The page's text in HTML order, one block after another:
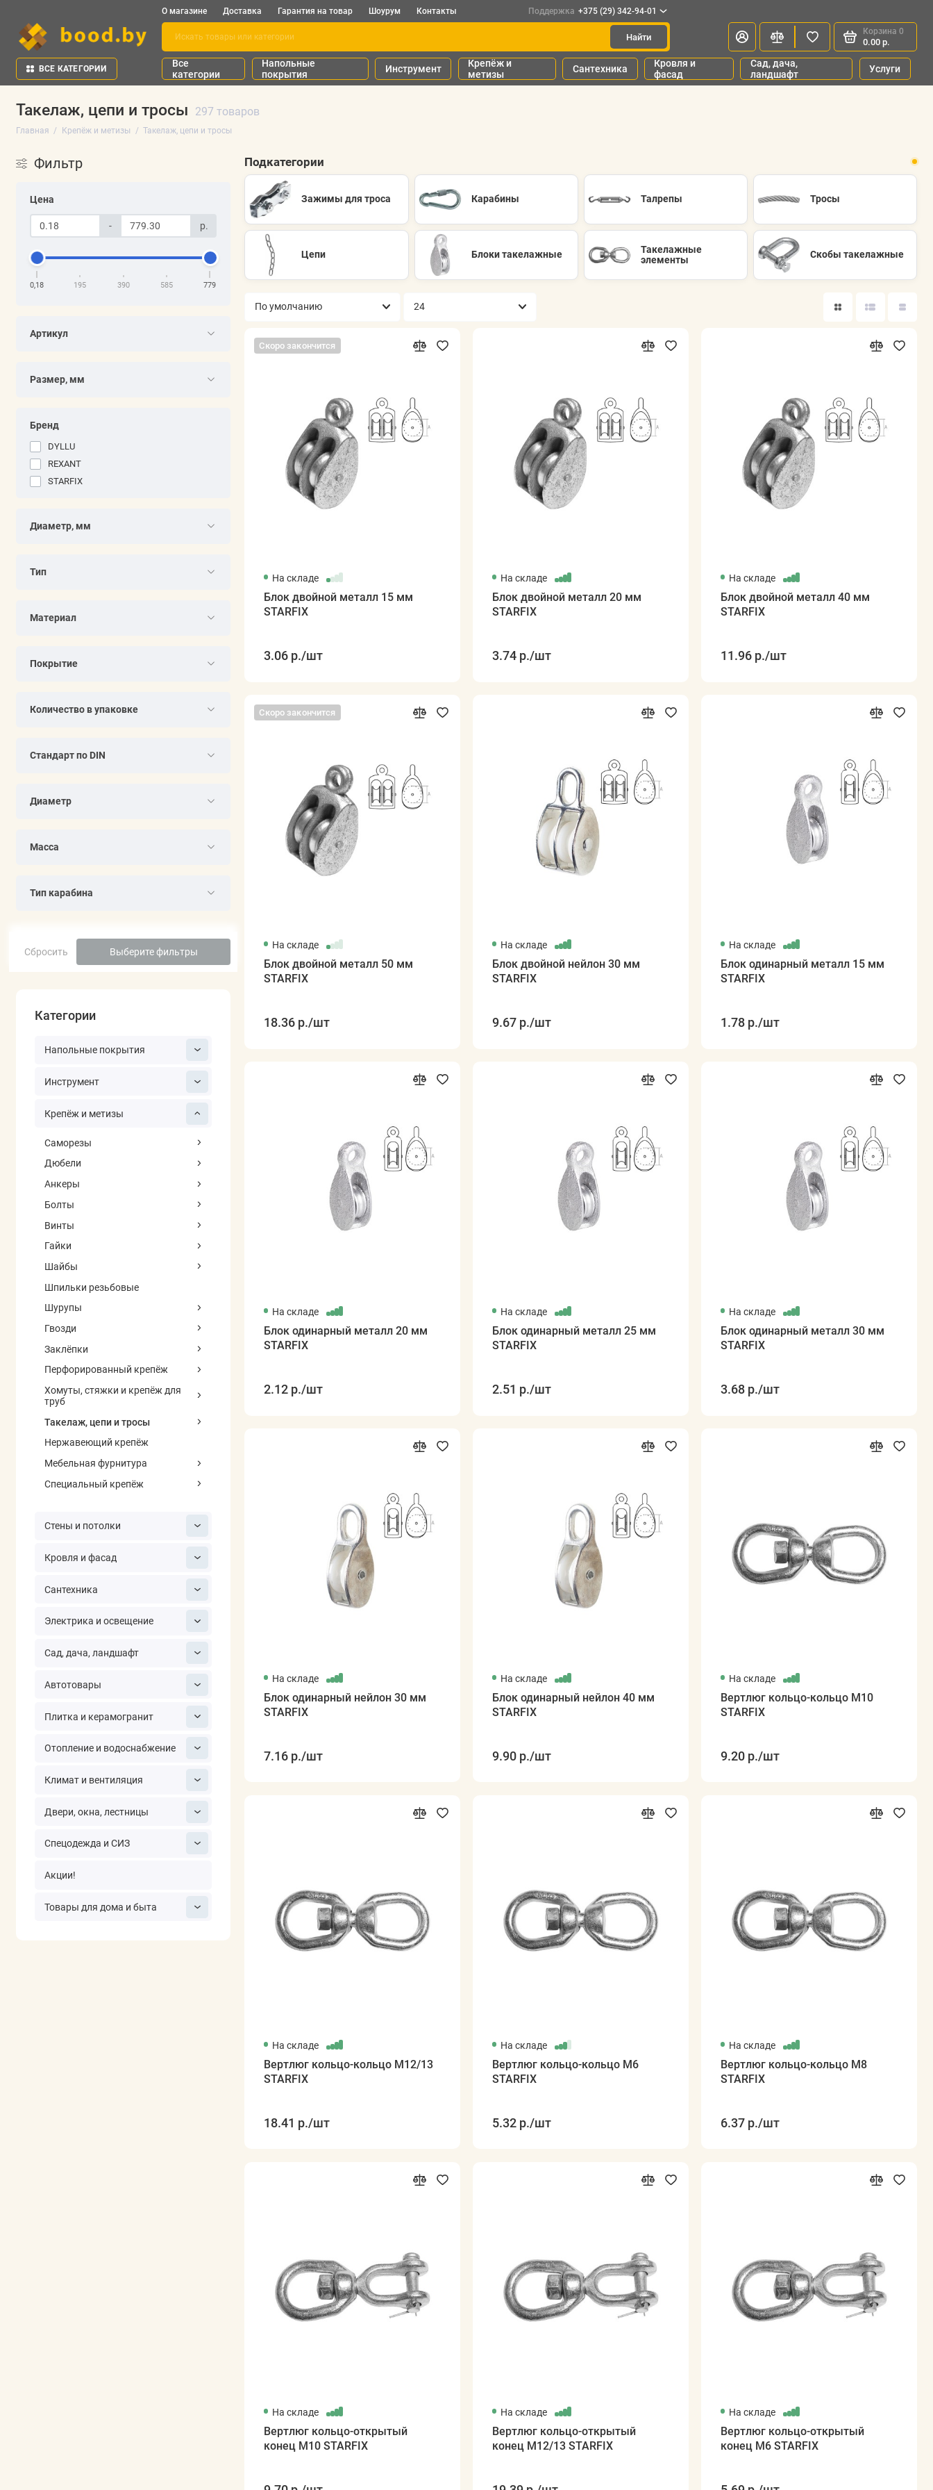
О магазине Доставка Гарантия на товар Шоурум Контакты Поддержка +375 (29) 342-94-01
Найти
Корзина 0
0.00 р.
ВСЕ КАТЕГОРИИ
Все
категории
Напольные
покрытия
Инструмент
Крепёж и
метизы
Сантехника
Кровля и
фасад
Сад, дача,
ландшафт
Услуги
Такелаж, цепи и тросы 297 товаров
Главная Крепёж и метизы Такелаж, цепи и тросы
Фильтр
Цена
- р.
0,18 195 390 585 779
Артикул
Размер, мм
Бренд
DYLLU
REXANT
STARFIX
Диаметр, мм
Тип
Материал
Покрытие
Количество в упаковке
Стандарт по DIN
Диаметр
Масса
Тип карабина
Сбросить Выберите фильтры
Категории
Напольные покрытия
Инструмент
Крепёж и метизы
Саморезы
Дюбели
Анкеры
Болты
Винты
Гайки
Шайбы
Шпильки резьбовые
Шурупы
Гвозди
Заклёпки
Перфорированный крепёж
Хомуты, стяжки и крепёж для
труб
Такелаж, цепи и тросы
Нержавеющий крепёж
Мебельная фурнитура
Специальный крепёж
Стены и потолки
Кровля и фасад
Сантехника
Электрика и освещение
Сад, дача, ландшафт
Автотовары
Плитка и керамогранит
Отопление и водоснабжение
Климат и вентиляция
Двери, окна, лестницы
Спецодежда и СИЗ
Акции!
Товары для дома и быта
Подкатегории
Зажимы для троса Карабины Талрепы Тросы
Цепи Блоки такелажные
Такелажные
элементы
Скобы такелажные
Скоро закончится
На складе
Блок двойной металл 15 мм
STARFIX
3.06 р./шт
На складе
Блок двойной металл 20 мм
STARFIX
3.74 р./шт
На складе
Блок двойной металл 40 мм
STARFIX
11.96 р./шт
Скоро закончится
На складе
Блок двойной металл 50 мм
STARFIX
18.36 р./шт
На складе
Блок двойной нейлон 30 мм
STARFIX
9.67 р./шт
На складе
Блок одинарный металл 15 мм
STARFIX
1.78 р./шт
На складе
Блок одинарный металл 20 мм
STARFIX
2.12 р./шт
На складе
Блок одинарный металл 25 мм
STARFIX
2.51 р./шт
На складе
Блок одинарный металл 30 мм
STARFIX
3.68 р./шт
На складе
Блок одинарный нейлон 30 мм
STARFIX
7.16 р./шт
На складе
Блок одинарный нейлон 40 мм
STARFIX
9.90 р./шт
На складе
Вертлюг кольцо-кольцо М10
STARFIX
9.20 р./шт
На складе
Вертлюг кольцо-кольцо М12/13
STARFIX
18.41 р./шт
На складе
Вертлюг кольцо-кольцо М6
STARFIX
5.32 р./шт
На складе
Вертлюг кольцо-кольцо М8
STARFIX
6.37 р./шт
На складе
Вертлюг кольцо-открытый
конец М10 STARFIX
На складе
Вертлюг кольцо-открытый
конец М12/13 STARFIX
На складе
Вертлюг кольцо-открытый
конец М6 STARFIX